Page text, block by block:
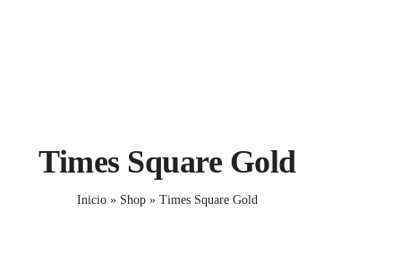
Times Square Gold
Inicio » Shop » Times Square Gold